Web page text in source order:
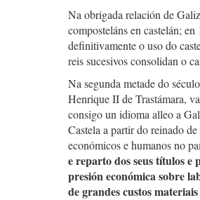
Na obrigada relación de
composteláns en castelán;
definitivamente o uso do
reis sucesivos consolidan o
Na segunda metade do
Henrique II de Trastámara,
consigo un idioma alleo a
Castela a partir do reinado
económicos e humanos no
e reparto dos seus títulos e
presión económica sobre
de grandes custos